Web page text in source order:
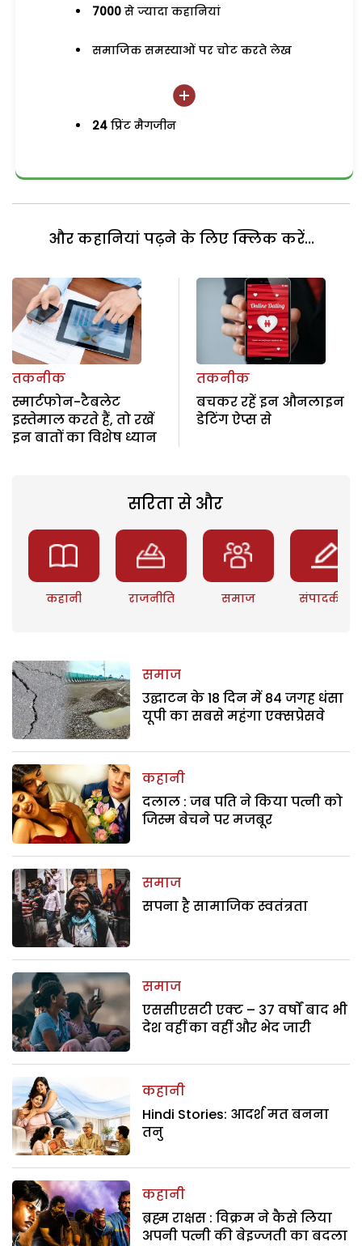
7000 से ज्यादा कहानियां
समाजिक समस्याओं पर चोट करते लेख
24 प्रिंट मैगजीन
और कहानियां पढ़ने के लिए क्लिक करें...
तकनीक
स्मार्टफोन-टैबलेट
इस्तेमाल करते हैं, तो रखें
इन बातों का विशेष ध्यान
तकनीक
बचकर रहें इन औनलाइन
डेटिंग ऐप्स से
सरिता से और
कहानी राजनीति समाज संपादकीय
समाज
उद्घाटन के 18 दिन में 84 जगह धंसा
यूपी का सबसे महंगा एक्सप्रेसवे
कहानी
दलाल : जब पति ने किया पत्नी को
जिस्म बेचने पर मजबूर
समाज
सपना है सामाजिक स्वतंत्रता
समाज
एससीएसटी एक्ट – 37 वर्षों बाद भी
देश वहीं का वहीं और भेद जारी
कहानी
Hindi Stories: आदर्श मत बनना
तनु
कहानी
ब्रह्म राक्षस : विक्रम ने कैसे लिया
अपनी पत्नी की बेइज्जती का बदला